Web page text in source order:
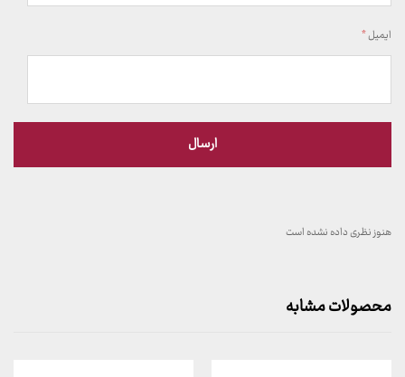
ایمیل*
هنوز نظری داده نشده است
محصولات مشابه